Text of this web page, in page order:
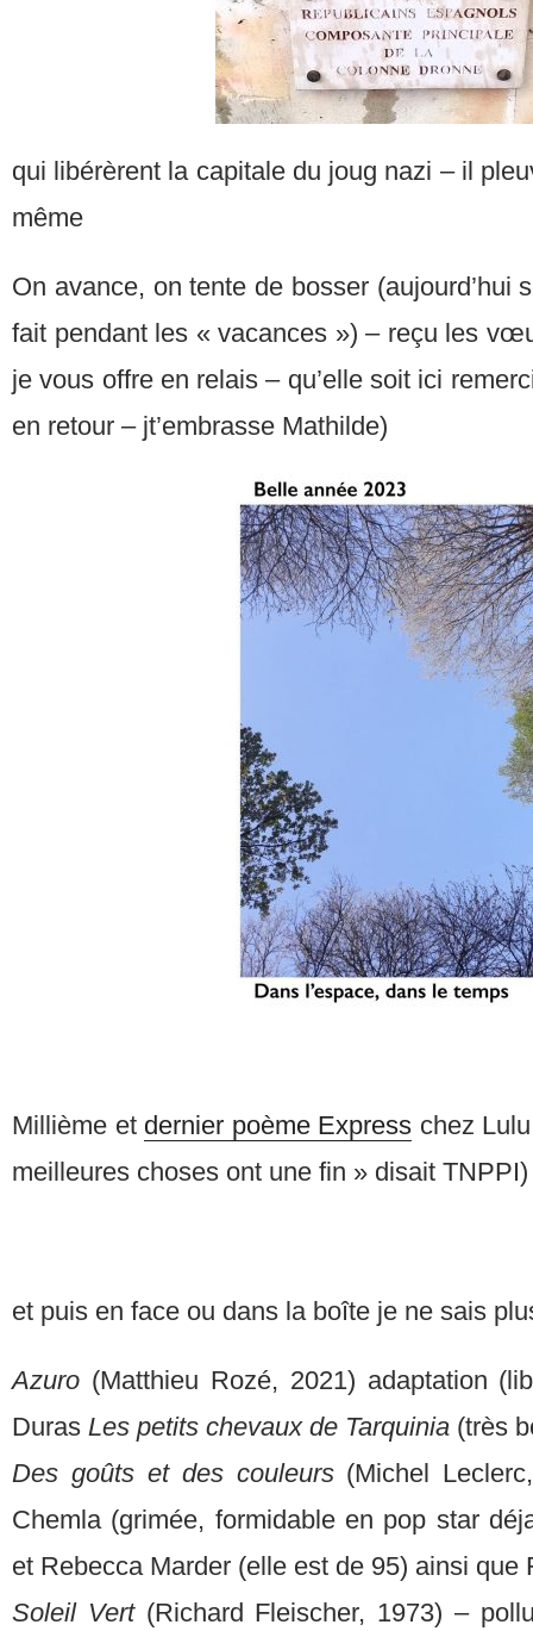
qui libérèrent la capitale du joug nazi – il
même
On avance, on tente de bosser (aujourd’hui
fait pendant les « vacances ») – reçu les
je vous offre en relais – qu’elle soit ici
en retour – jt’embrasse Mathilde)
Millième et dernier poème Express chez
meilleures choses ont une fin » disait TNPPI)
et puis en face ou dans la boîte je ne sais
Azuro (Matthieu Rozé, 2021) adaptation
Duras Les petits chevaux de Tarquinia (très
Des goûts et des couleurs (Michel
Chemla (grimée, formidable en pop star
et Rebecca Marder (elle est de 95) ainsi que
Soleil Vert (Richard Fleischer, 1973) –